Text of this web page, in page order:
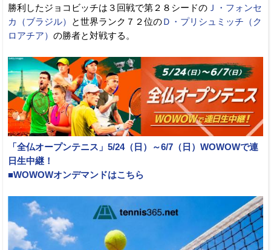
勝利したジョコビッチは３回戦で第２８シードの Ｊ・フォンセ
カ（ブラジル）
と世界ランク７２位のＤ・プリシュミッチ（ク
ロアチア） の勝者と対戦する。
「全仏オープンテニス」5/24（日）～6/7（日）WOWOWで連
日生中継！
■WOWOWオンデマンドはこちら